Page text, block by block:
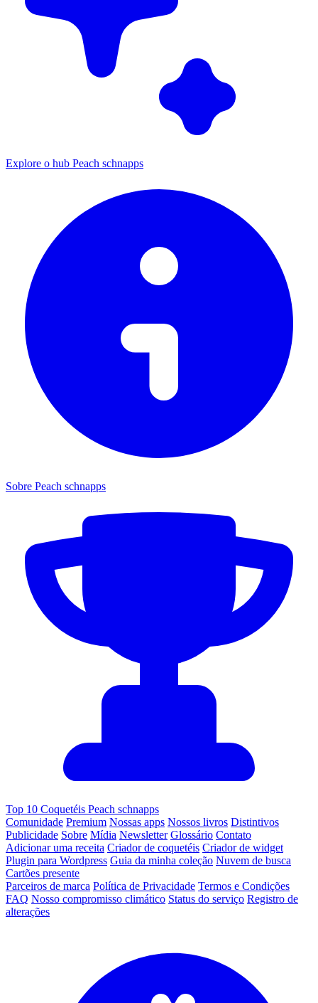
Explore o hub Peach schnapps
Sobre Peach schnapps
Top 10 Coquetéis Peach schnapps
Comunidade Premium Nossas apps Nossos livros Distintivos
Publicidade Sobre Mídia Newsletter Glossário Contato
Adicionar uma receita Criador de coquetéis Criador de widget
Plugin para Wordpress Guia da minha coleção Nuvem de busca
Cartões presente
Parceiros de marca Política de Privacidade Termos e Condições
FAQ Nosso compromisso climático Status do serviço Registro de
alterações